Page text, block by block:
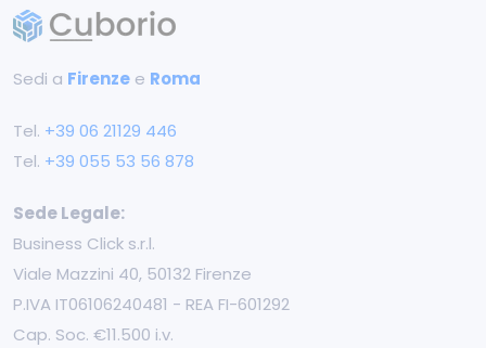
Sedi a Firenze e Roma
Tel. +39 ‭06 21129 446‬
Tel. +39 055 53 56 878
Sede Legale:
Business Click s.r.l.
Viale Mazzini 40, 50132 Firenze
P.IVA IT06106240481 - REA FI-601292
Cap. Soc. €11.500 i.v.